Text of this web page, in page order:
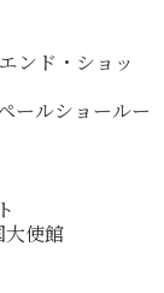
ンド・ショッ
ールショールー
使館